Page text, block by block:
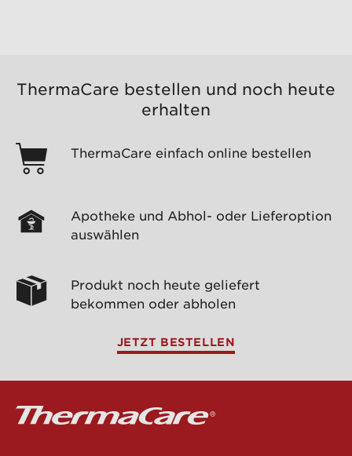
ThermaCare bestellen und noch heute
erhalten
ThermaCare einfach online bestellen
Apotheke und Abhol- oder Lieferoption
auswählen
Produkt noch heute geliefert
bekommen oder abholen
JETZT BESTELLEN